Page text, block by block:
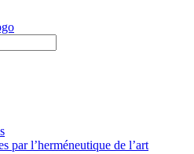
par l’herméneutique de l’art